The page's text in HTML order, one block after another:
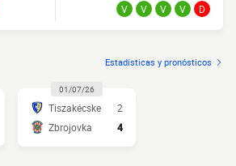
V V V V D
Estadísticas y pronósticos
01/07/26
Tiszakécske
2
Zbrojovka
4